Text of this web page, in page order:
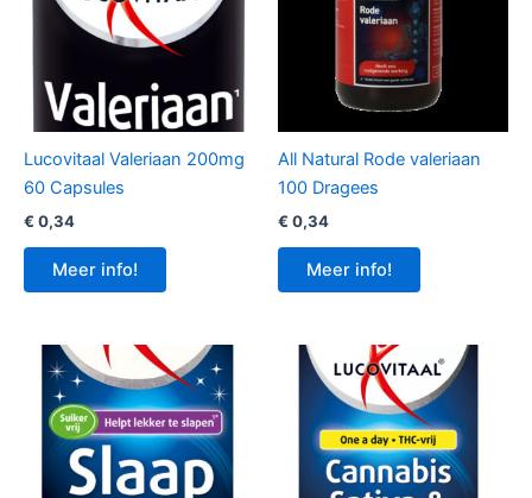
Lucovitaal Valeriaan 200mg
60 Capsules
€ 0,34
Meer info!
All Natural Rode valeriaan
100 Dragees
€ 0,34
Meer info!